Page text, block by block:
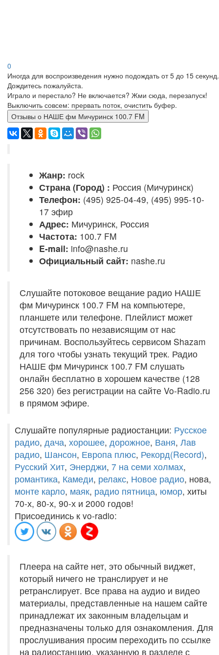
0
Иногда для воспроизведения нужно подождать от 5 до 15 секунд.
Дождитесь пожалуйста.
Играло и перестало? Не включается? Жми сюда, перезапуск!
Выключить совсем: прервать поток, очистить буфер.
Отзывы о НАШЕ фм Мичуринск 100.7 FM
Жанр: rock
Страна (Город) : Россия (Мичуринск)
Телефон: (495) 925-04-49, (495) 995-10-
17 эфир
Адрес: Мичуринск, Россия
Частота: 100.7 FM
E-mail: info@nashe.ru
Официальный сайт: nashe.ru
Слушайте потоковое вещание радио НАШЕ
фм Мичуринск 100.7 FM на компьютере,
планшете или телефоне. Плейлист может
отсутствовать по независящим от нас
причинам. Воспользуйтесь сервисом Shazam
для того чтобы узнать текущий трек. Радио
НАШЕ фм Мичуринск 100.7 FM слушать
онлайн бесплатно в хорошем качестве (128
256 320) без регистрации на сайте Vo-Radio.ru
в прямом эфире.
Слушайте популярные радиостанции: Русское
радио, дача, хорошее, дорожное, Ваня, Лав
радио, Шансон, Европа плюс, Рекорд(Record),
Русский Хит, Энерджи, 7 на семи холмах,
романтика, Камеди, релакс, Новое радио, нова,
монте карло, маяк, радио пятница, юмор, хиты
70-х, 80-х, 90-х и 2000 годов!
Присоединись к vo-radio:
Плеера на сайте нет, это обычный виджет,
который ничего не транслирует и не
ретранслирует. Все права на аудио и видео
материалы, представленные на нашем сайте
принадлежат их законным владельцам и
предназначены только для ознакомления. Для
прослушивания просим переходить по ссылке
на радиостанцию, указанную в разделе с